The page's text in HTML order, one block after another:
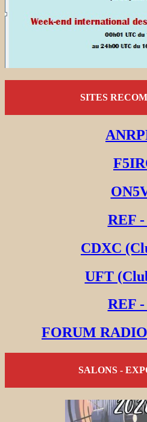
SITES
REF -
CDXC
UFT
REF -
FORUM
SALONS -